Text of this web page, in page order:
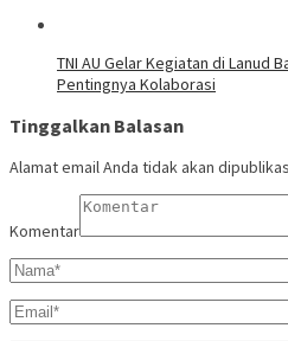
TNI AU Gelar Kegiatan di Lanud
Pentingnya Kolaborasi
Tinggalkan Balasan
Alamat email Anda tidak akan
Komentar